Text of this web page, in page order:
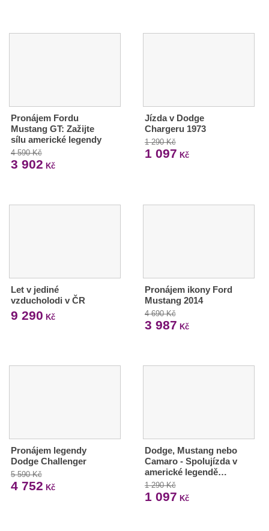
Pronájem Fordu
Mustang GT: Zažijte
sílu americké legendy
4 590 Kč
3 902 Kč
Jízda v Dodge
Chargeru 1973
1 290 Kč
1 097 Kč
Let v jediné
vzducholodi v ČR
9 290 Kč
Pronájem ikony Ford
Mustang 2014
4 690 Kč
3 987 Kč
Pronájem legendy
Dodge Challenger
5 590 Kč
4 752 Kč
Dodge, Mustang nebo
Camaro - Spolujízda v
americké legendě…
1 290 Kč
1 097 Kč